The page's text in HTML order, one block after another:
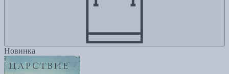
Новинка